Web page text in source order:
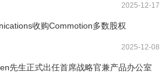
2025-12-17
收购Commotion多数股权
2025-12-08
先生正式出任首席战略官兼产品办公室